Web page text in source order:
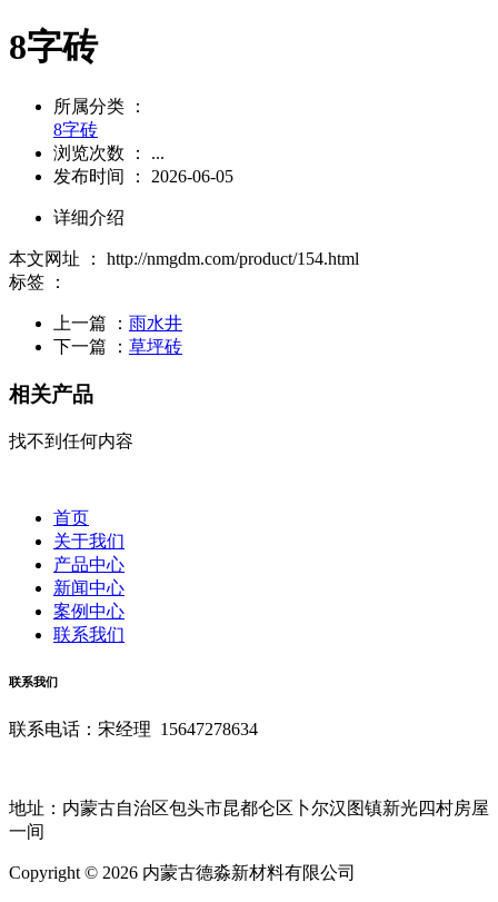
8字砖
所属分类 ：
8字砖
浏览次数 ： ...
发布时间 ： 2026-06-05
详细介绍
本文网址 ： http://nmgdm.com/product/154.html
标签 ：
上一篇 ： 雨水井
下一篇 ： 草坪砖
相关产品
找不到任何内容
首页
关于我们
产品中心
新闻中心
案例中心
联系我们
联系我们
联系电话：宋经理 15647278634
地址：内蒙古自治区包头市昆都仑区卜尔汉图镇新光四村房屋
一间
Copyright © 2026 内蒙古德淼新材料有限公司